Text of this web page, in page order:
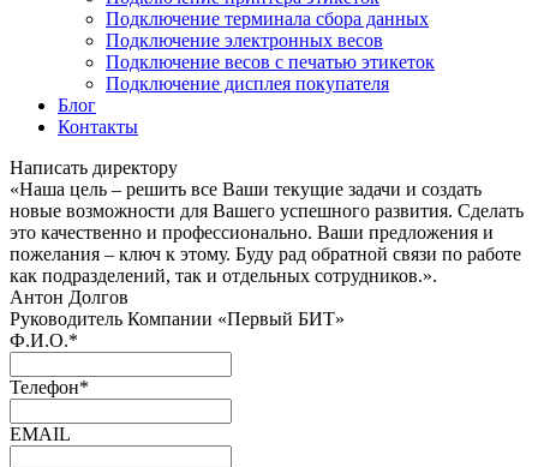
Подключение терминала сбора данных
Подключение электронных весов
Подключение весов с печатью этикеток
Подключение дисплея покупателя
Блог
Контакты
Написать директору
«Наша цель – решить все Ваши текущие задачи и создать
новые возможности для Вашего успешного развития. Сделать
это качественно и профессионально. Ваши предложения и
пожелания – ключ к этому. Буду рад обратной связи по работе
как подразделений, так и отдельных сотрудников.».
Антон Долгов
Руководитель Компании «Первый БИТ»
Ф.И.О.*
Телефон*
EMAIL